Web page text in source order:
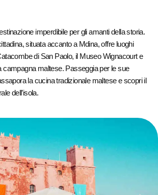
imperdibile per gli amanti della storia.
situata accanto a Mdina, offre luoghi
di San Paolo, il Museo Wignacourt e
campagna maltese. Passeggia per le sue
la cucina tradizionale maltese e scopri il
dell’isola.